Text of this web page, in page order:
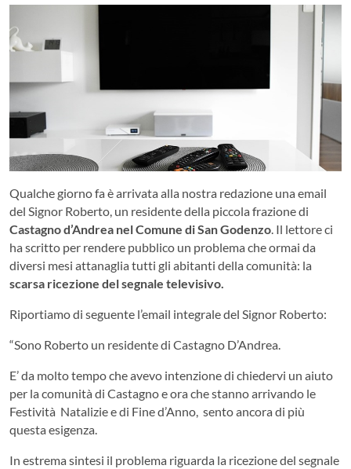
Qualche giorno fa è arrivata alla nostra redazione una email
del Signor Roberto, un residente della piccola frazione di
Castagno d’Andrea nel Comune di San Godenzo. Il lettore ci
ha scritto per rendere pubblico un problema che ormai da
diversi mesi attanaglia tutti gli abitanti della comunità: la
scarsa ricezione del segnale televisivo.
Riportiamo di seguente l’email integrale del Signor Roberto:
“Sono Roberto un residente di Castagno D’Andrea.
E’ da molto tempo che avevo intenzione di chiedervi un aiuto
per la comunità di Castagno e ora che stanno arrivando le
Festività Natalizie e di Fine d’Anno, sento ancora di più
questa esigenza.
In estrema sintesi il problema riguarda la ricezione del segnale